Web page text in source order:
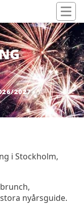
2027
i Stockholm,
nyårsguide.